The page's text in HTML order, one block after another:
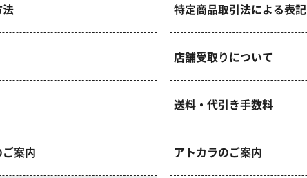
特定商品取引法による表記
店舗受取りについて
送料・代引き手数料
案内 アトカラのご案内